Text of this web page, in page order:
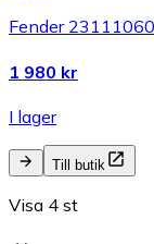
Fender
1 980 kr
I lager
Till butik
Visa 4 st